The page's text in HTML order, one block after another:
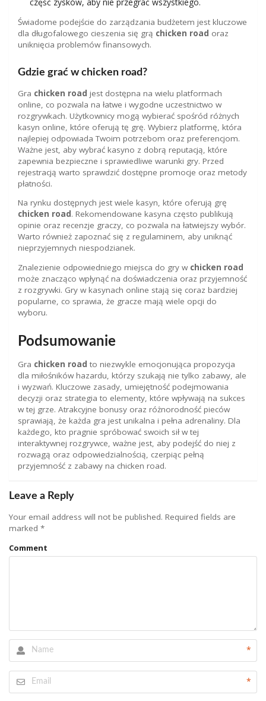
Świadome podejście do zarządzania budżetem jest kluczowe
dla długofalowego cieszenia się grą chicken road oraz
uniknięcia problemów finansowych.
Gdzie grać w chicken road?
Gra chicken road jest dostępna na wielu platformach
online, co pozwala na łatwe i wygodne uczestnictwo w
rozgrywkach. Użytkownicy mogą wybierać spośród różnych
kasyn online, które oferują tę grę. Wybierz platformę, która
najlepiej odpowiada Twoim potrzebom oraz preferencjom.
Ważne jest, aby wybrać kasyno z dobrą reputacją, które
zapewnia bezpieczne i sprawiedliwe warunki gry. Przed
rejestracją warto sprawdzić dostępne promocje oraz metody
płatności.
Na rynku dostępnych jest wiele kasyn, które oferują grę
chicken road. Rekomendowane kasyna często publikują
opinie oraz recenzje graczy, co pozwala na łatwiejszy wybór.
Warto również zapoznać się z regulaminem, aby uniknąć
nieprzyjemnych niespodzianek.
Znalezienie odpowiedniego miejsca do gry w chicken road
może znacząco wpłynąć na doświadczenia oraz przyjemność
z rozgrywki. Gry w kasynach online stają się coraz bardziej
popularne, co sprawia, że gracze mają wiele opcji do
wyboru.
Podsumowanie
Gra chicken road to niezwykle emocjonująca propozycja
dla miłośników hazardu, którzy szukają nie tylko zabawy, ale
i wyzwań. Kluczowe zasady, umiejętność podejmowania
decyzji oraz strategia to elementy, które wpływają na sukces
w tej grze. Atrakcyjne bonusy oraz różnorodność pieców
sprawiają, że każda gra jest unikalna i pełna adrenaliny. Dla
każdego, kto pragnie spróbować swoich sił w tej
interaktywnej rozgrywce, ważne jest, aby podejść do niej z
rozwagą oraz odpowiedzialnością, czerpiąc pełną
przyjemność z zabawy na chicken road.
Leave a Reply
Your email address will not be published. Required fields are
marked *
Comment
*
*